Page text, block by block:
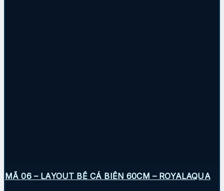
MÃ 06 – LAYOUT BỂ CÁ BIỂN 60CM – ROYALAQUA